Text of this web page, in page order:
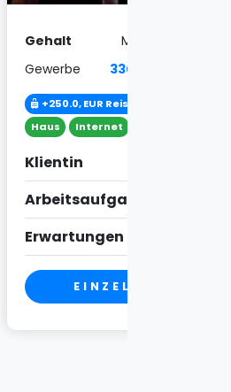
Gehalt Monat
Gewerbe
3300 EUR
+250.0, EUR Reisekostenzuschuss
Haus
Internet
Klientin
Arbeitsaufgaben
Erwartungen
EINZELHEITEN